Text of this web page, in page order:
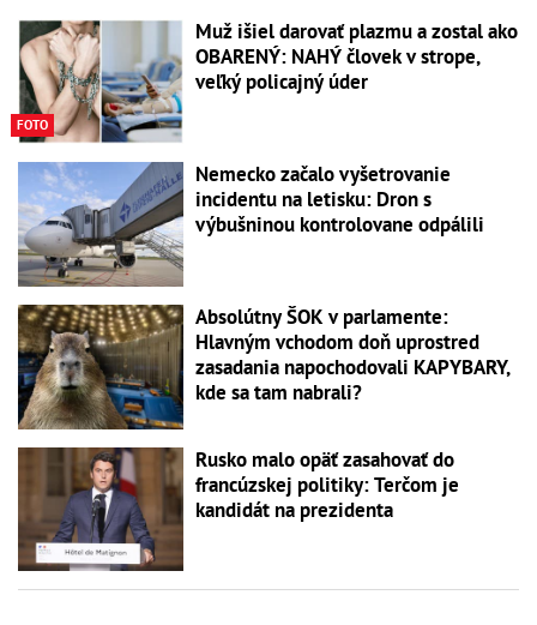
FOTO
Muž išiel darovať plazmu a zostal ako
OBARENÝ: NAHÝ človek v strope,
veľký policajný úder
Nemecko začalo vyšetrovanie
incidentu na letisku: Dron s
výbušninou kontrolovane odpálili
Absolútny ŠOK v parlamente:
Hlavným vchodom doň uprostred
zasadania napochodovali KAPYBARY,
kde sa tam nabrali?
Rusko malo opäť zasahovať do
francúzskej politiky: Terčom je
kandidát na prezidenta